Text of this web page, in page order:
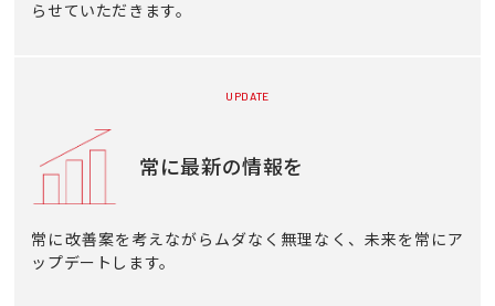
らせていただきます。
UPDATE
常に最新の情報を
常に改善案を考えながらムダなく無理なく、未来を常にア
ップデートします。